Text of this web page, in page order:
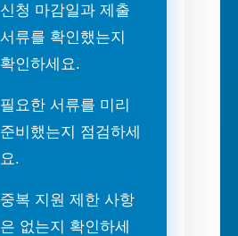
신청 마감일과 제출
서류를 확인했는지
확인하세요.
필요한 서류를 미리
준비했는지 점검하세
요.
중복 지원 제한 사항
은 없는지 확인하세